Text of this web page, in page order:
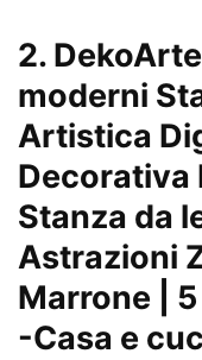
2.
moderni
Artistica
Decorativa
Stanza da
Astrazioni
Marrone |
-Casa e